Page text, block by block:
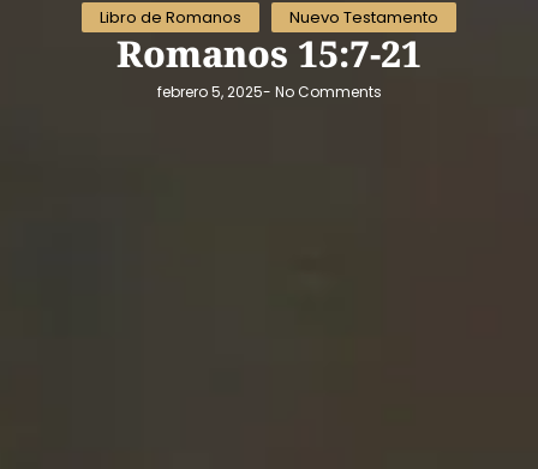
Libro de Romanos Nuevo Testamento
Romanos 15:7-21
febrero 5, 2025- No Comments